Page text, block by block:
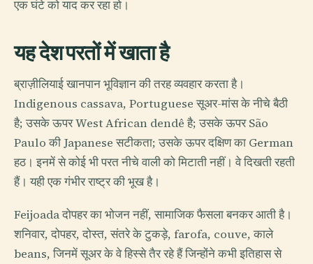
एक घंटे को याद कर रहा हो।
यह देश परतों में खाता है
ब्राज़ीलियाई खानपान भूविज्ञान की तरह व्यवहार करता है।
Indigenous cassava, Portuguese सूअर-मांस के नीचे बैठी
है; उसके ऊपर West African dendê है; उसके ऊपर São
Paulo की Japanese सटीकता; उसके ऊपर दक्षिण का German
हठ। इनमें से कोई भी परत नीचे वाली को मिटाती नहीं। वे दिखती रहती
हैं। यही एक गंभीर राष्ट्र की भूख है।
Feijoada दोपहर का भोजन नहीं, सामाजिक फैसला बनकर आती है।
शनिवार, दोपहर, दोस्त, संतरे के टुकड़े, farofa, couve, काले
beans, जिनमें सूअर के वे हिस्से तैर रहे हैं जिन्होंने कभी इतिहास से